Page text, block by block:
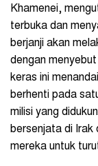
Khamenei,
terbuka dan
berjanji akan
dengan
keras ini
berhenti pada
milisi yang
bersenjata di Irak
mereka untuk